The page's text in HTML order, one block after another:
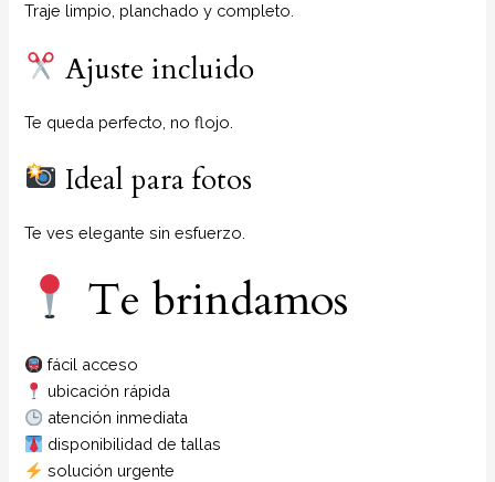
Traje limpio, planchado y completo.
Ajuste incluido
Te queda perfecto, no flojo.
Ideal para fotos
Te ves elegante sin esfuerzo.
Te brindamos
fácil acceso
ubicación rápida
atención inmediata
disponibilidad de tallas
solución urgente